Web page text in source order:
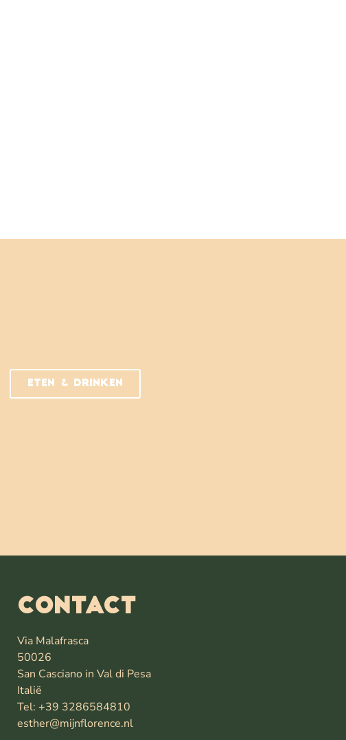
Eten & drinken
Contact
Via Malafrasca
50026
San Casciano in Val di Pesa
Italië
Tel: +39 3286584810
esther@mijnflorence.nl